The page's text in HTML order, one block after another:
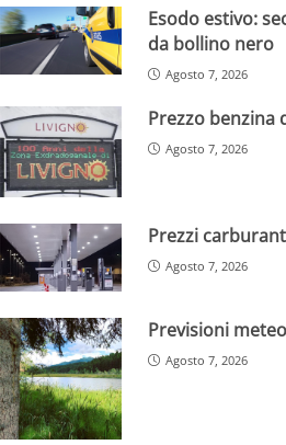
Esodo estivo:
da bollino nero
Agosto 7, 2026
Prezzo benzina
Agosto 7, 2026
Prezzi
Agosto 7, 2026
Previsioni
Agosto 7, 2026